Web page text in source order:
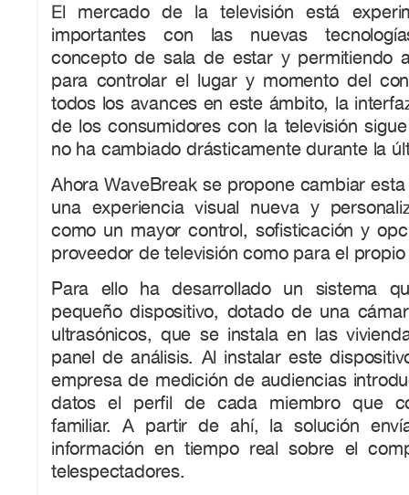
El mercado de la televisión está
importantes con las nuevas
concepto de sala de estar y permitiendo
para controlar el lugar y momento del
todos los avances en este ámbito, la
de los consumidores con la televisión
no ha cambiado drásticamente durante la
Ahora WaveBreak se propone cambiar
una experiencia visual nueva y
como un mayor control, sofisticación y
proveedor de televisión como para el
Para ello ha desarrollado un sistema
pequeño dispositivo, dotado de una
ultrasónicos, que se instala en las
panel de análisis. Al instalar este
empresa de medición de audiencias
datos el perfil de cada miembro que
familiar. A partir de ahí, la solución
información en tiempo real sobre el
telespectadores.